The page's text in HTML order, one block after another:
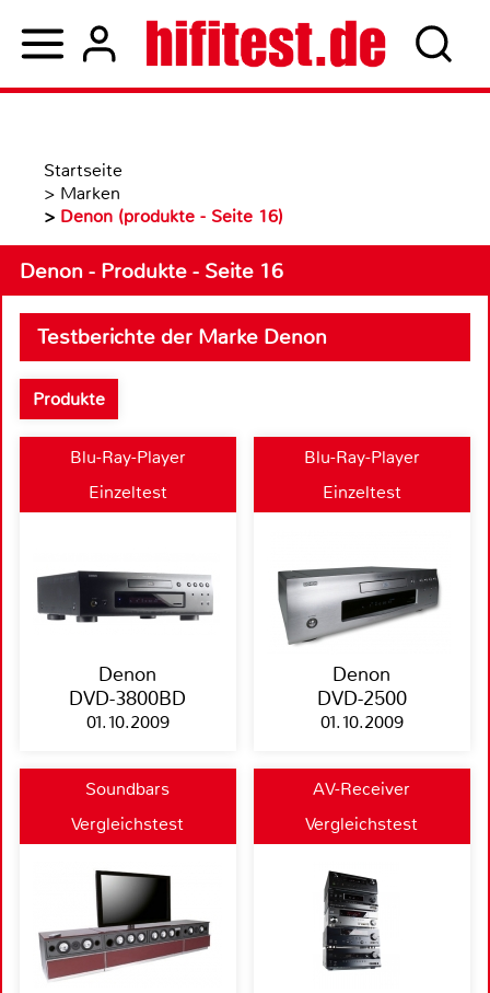
Startseite
> Marken
> Denon (produkte - Seite 16)
Denon - Produkte - Seite 16
Testberichte der Marke Denon
Produkte
Blu-Ray-Player
Einzeltest
Denon
DVD-3800BD
01.10.2009
Blu-Ray-Player
Einzeltest
Denon
DVD-2500
01.10.2009
Soundbars
Vergleichstest
AV-Receiver
Vergleichstest